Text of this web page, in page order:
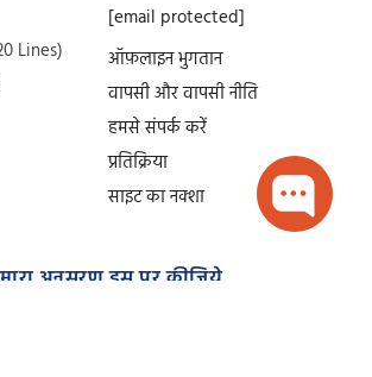
Lines)
[email protected]
ऑफ़लाइन भुगतान
वापसी और वापसी नीति
हमसे संपर्क करें
प्रतिक्रिया
साइट का नक्शा
अनुसरण इस पर कीजिये